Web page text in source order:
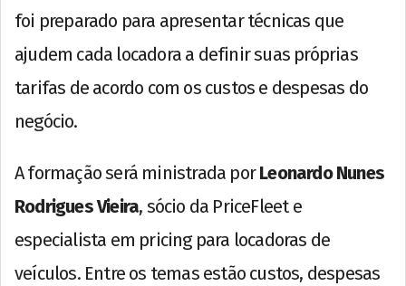
foi preparado para apresentar técnicas que
ajudem cada locadora a definir suas próprias
tarifas de acordo com os custos e despesas do
negócio.
A formação será ministrada porLeonardo Nunes
Rodrigues Vieira, sócio da PriceFleet e
especialista em pricing para locadoras de
veículos. Entre os temas estão custos, despesas